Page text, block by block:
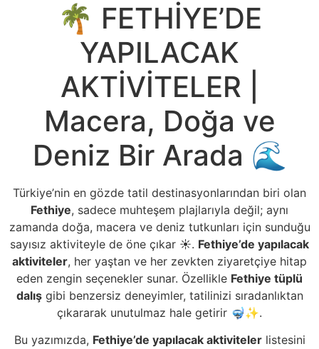
🌴 FETHİYE’DE
YAPILACAK
AKTİVİTELER |
Macera, Doğa ve
Deniz Bir Arada 🌊
Türkiye’nin en gözde tatil destinasyonlarından biri olan
Fethiye, sadece muhteşem plajlarıyla değil; aynı
zamanda doğa, macera ve deniz tutkunları için sunduğu
sayısız aktiviteyle de öne çıkar ☀️. Fethiye’de yapılacak
aktiviteler, her yaştan ve her zevkten ziyaretçiye hitap
eden zengin seçenekler sunar. Özellikle Fethiye tüplü
dalışgibi benzersiz deneyimler, tatilinizi sıradanlıktan
çıkararak unutulmaz hale getirir 🤿✨.
Bu yazımızda, Fethiye’de yapılacak aktivitelerlistesini